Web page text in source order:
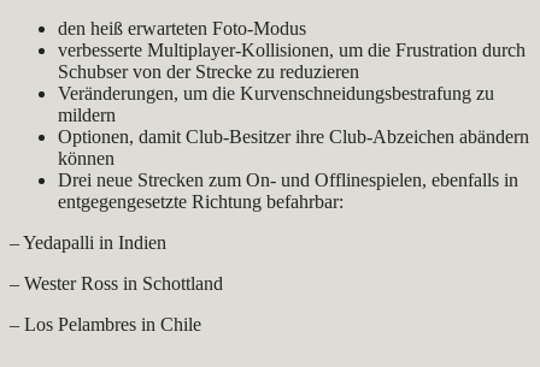
den heiß erwarteten Foto-Modus
verbesserte Multiplayer-Kollisionen, um die Frustration durch
Schubser von der Strecke zu reduzieren
Veränderungen, um die Kurvenschneidungsbestrafung zu
mildern
Optionen, damit Club-Besitzer ihre Club-Abzeichen abändern
können
Drei neue Strecken zum On- und Offlinespielen, ebenfalls in
entgegengesetzte Richtung befahrbar:
– Yedapalli in Indien
– Wester Ross in Schottland
– Los Pelambres in Chile